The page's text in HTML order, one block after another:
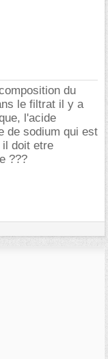
du
le filtrat il y a
l'acide
de sodium qui est
il doit etre
???